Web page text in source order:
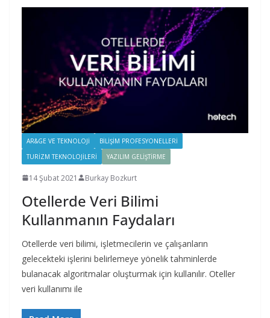
AR&GE VE TEKNOLOJI
BILIŞIM PROFESYONELLERI
TURIZM TEKNOLOJILERI
YAZILIM GELIŞTIRME
14 Şubat 2021 Burkay Bozkurt
Otellerde Veri Bilimi
Kullanmanın Faydaları
Otellerde veri bilimi, işletmecilerin ve çalışanların
gelecekteki işlerini belirlemeye yönelik tahminlerde
bulanacak algoritmalar oluşturmak için kullanılır. Oteller
veri kullanımı ile